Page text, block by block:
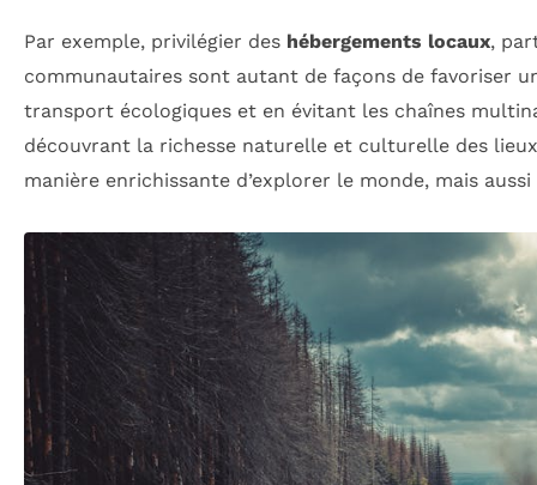
Par exemple, privilégier des hébergements locaux,
communautaires sont autant de façons de favoriser
transport écologiques et en évitant les chaînes
découvrant la richesse naturelle et culturelle des
manière enrichissante d’explorer le monde, mais